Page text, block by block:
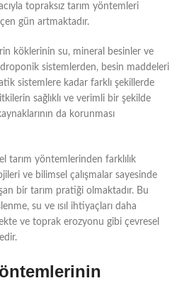
topraksız tarım yöntemleri
gün artmaktadır.
köklerinin su, mineral besinler ve
sistemlerden, besin maddeleri
sistemlere kadar farklı şekillerde
sağlıklı ve verimli bir şekilde
da korunması
tarım yöntemlerinden farklılık
ve bilimsel çalışmalar sayesinde
bir tarım pratiği olmaktadır. Bu
su ve ısıl ihtiyaçları daha
ve toprak erozyonu gibi çevresel